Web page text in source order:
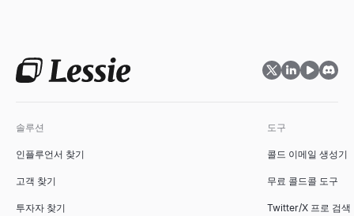
솔루션
인플루언서 찾기
고객 찾기
투자자 찾기
도구
콜드 이메일 생성기
무료 콜드콜 도구
Twitter/X 프로 검색